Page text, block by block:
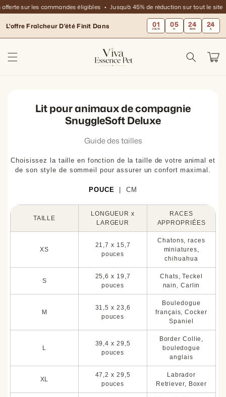
passer
au
contenu
sur les commandes éligibles Jusqu’à 45% de réduction sur tout le site
L'offre Fraîcheur D'été Finit Dans 01
JOUR
05
H
24
MIN
24
S
Panier
Lit pour animaux de compagnie
SnuggleSoft Deluxe
Guide des tailles
Choisissez la taille en fonction de la taille de votre animal et
de son style de sommeil pour assurer un confort maximal.
POUCE | CM
TAILLE
LONGUEUR x
LARGEUR
RACES
APPROPRIÉES
XS
21,7 x 15,7
pouces
Chatons, races
miniatures,
chihuahua
S
25,6 x 19,7
pouces
Chats, Teckel
nain, Carlin
M
31,5 x 23,6
pouces
Bouledogue
français, Cocker
Spaniel
L
39,4 x 29,5
pouces
Border Collie,
bouledogue
anglais
XL
47,2 x 29,5
pouces
Labrador
Retriever, Boxer